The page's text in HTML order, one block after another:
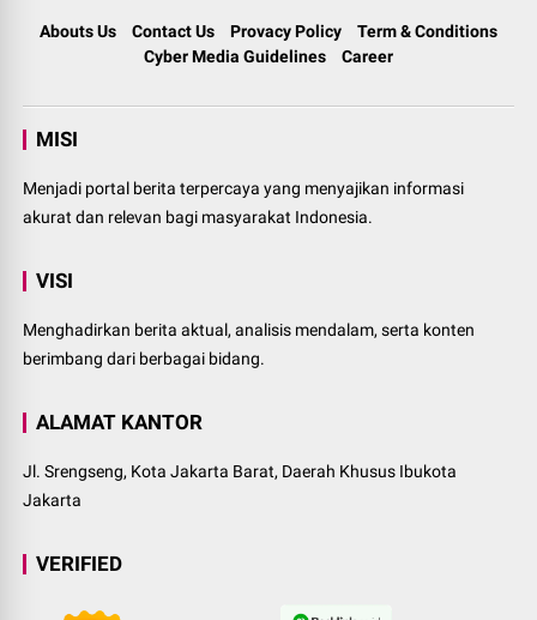
Abouts Us Contact Us Provacy Policy
Term & Conditions
Cyber Media Guidelines
Career
MISI
Menjadi portal berita terpercaya yang menyajikan informasi
akurat dan relevan bagi masyarakat Indonesia.
VISI
Menghadirkan berita aktual, analisis mendalam, serta konten
berimbang dari berbagai bidang.
ALAMAT KANTOR
Jl. Srengseng, Kota Jakarta Barat, Daerah Khusus Ibukota
Jakarta
VERIFIED